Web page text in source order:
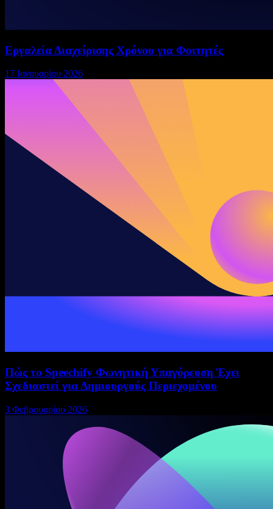
Εργαλεία Διαχείρισης Χρόνου για Φοιτητές
17 Ιανουαρίου 2026
Πώς το Speechify Φωνητική Υπαγόρευση Έχει
Σχεδιαστεί για Δημιουργούς Περιεχομένου
3 Φεβρουαρίου 2026